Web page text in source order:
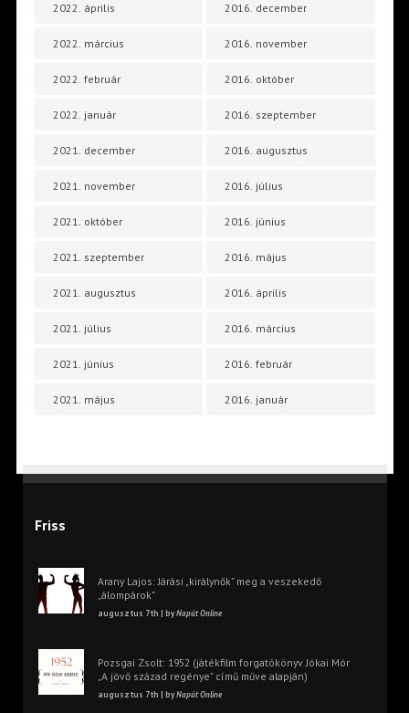
2022. április
2022. március
2022. február
2022. január
2021. december
2021. november
2021. október
2021. szeptember
2021. augusztus
2021. július
2021. június
2021. május
2016. december
2016. november
2016. október
2016. szeptember
2016. augusztus
2016. július
2016. június
2016. május
2016. április
2016. március
2016. február
2016. január
Friss
Arany Lajos: Járási „királynők” meg a veszekedő
„álompárok”
augusztus 7th | byNapút Online
Pozsgai Zsolt: 1952 (játékfilm forgatókönyv Jókai Mór
„A jövő század regénye” című műve alapján)
augusztus 7th | byNapút Online